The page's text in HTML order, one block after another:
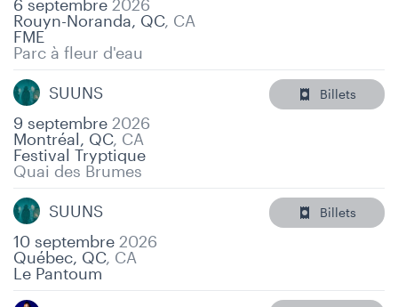
6 septembre 2026
Rouyn-Noranda, QC, CA
FME
Parc à fleur d'eau
SUUNS
9 septembre 2026
Montréal, QC, CA
Festival Tryptique
Quai des Brumes
Billets
SUUNS
10 septembre 2026
Québec, QC, CA
Le Pantoum
Billets